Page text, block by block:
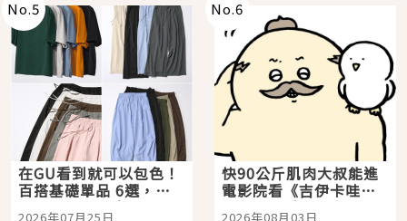
No.5
在GU看到就可以包色！
百搭基礎單品 6選，閉
眼全收也不心疼
2026年07月25日
No.6
快90公斤肌肉大叔能進
電影院看《吉伊卡哇》
嗎？日本重金屬樂團
2026年08月03日